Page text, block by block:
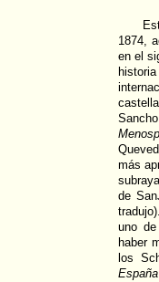
1874,
en el
más
de
uno
haber
los